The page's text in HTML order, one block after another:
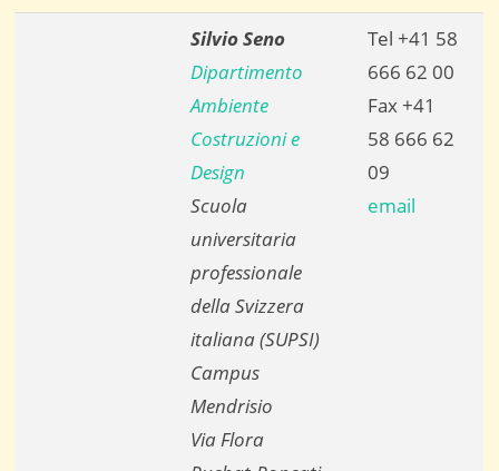
Silvio Seno
Dipartimento
Ambiente
Costruzioni e
Design
Scuola
universitaria
professionale
della Svizzera
italiana (SUPSI)
Campus
Mendrisio
Via Flora
Tel +41 58
666 62 00
Fax +41
58 666 62
09
email